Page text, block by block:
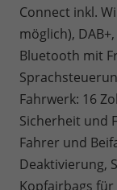
Connect inkl.
möglich),
Bluetooth mit
Fahrwerk: 16
Sicherheit und
Fahrer und
Deaktivierung,
Kopfairbags